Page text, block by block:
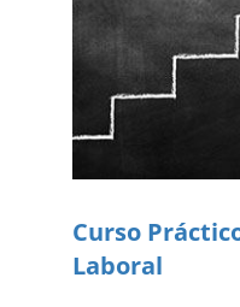
Curso
Laboral